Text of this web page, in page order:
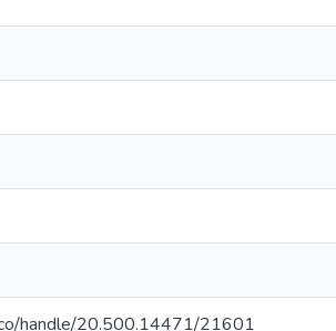
handle/20.500.14471/21601